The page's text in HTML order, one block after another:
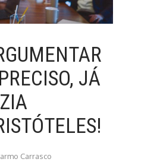
JÁ
Carrasco